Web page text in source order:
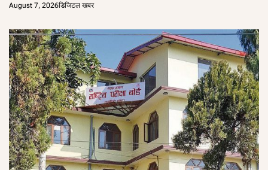
August 7, 2026डिजिटल खबर